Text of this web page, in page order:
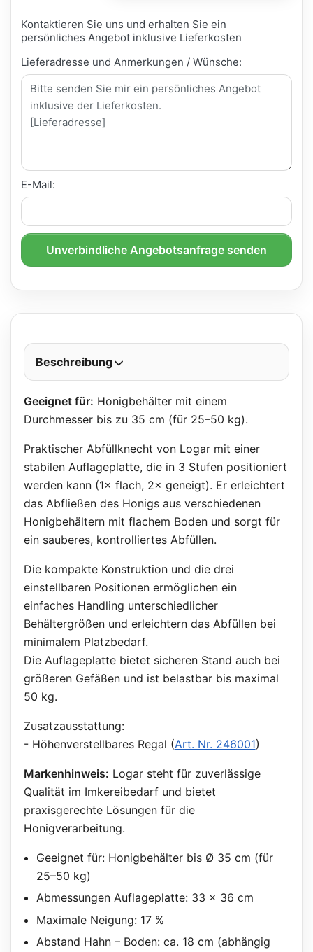
Kontaktieren Sie uns und erhalten Sie ein
persönliches Angebot inklusive Lieferkosten
Lieferadresse und Anmerkungen / Wünsche:
E-Mail:
Unverbindliche Angebotsanfrage senden
Beschreibung
Geeignet für: Honigbehälter mit einem
Durchmesser bis zu 35 cm (für 25–50 kg).
Praktischer Abfüllknecht von Logar mit einer
stabilen Auflageplatte, die in 3 Stufen positioniert
werden kann (1× flach, 2× geneigt). Er erleichtert
das Abfließen des Honigs aus verschiedenen
Honigbehältern mit flachem Boden und sorgt für
ein sauberes, kontrolliertes Abfüllen.
Die kompakte Konstruktion und die drei
einstellbaren Positionen ermöglichen ein
einfaches Handling unterschiedlicher
Behältergrößen und erleichtern das Abfüllen bei
minimalem Platzbedarf.
Die Auflageplatte bietet sicheren Stand auch bei
größeren Gefäßen und ist belastbar bis maximal
50 kg.
Zusatzausstattung:
- Höhenverstellbares Regal (Art. Nr. 246001)
Markenhinweis: Logar steht für zuverlässige
Qualität im Imkereibedarf und bietet
praxisgerechte Lösungen für die
Honigverarbeitung.
Geeignet für: Honigbehälter bis Ø 35 cm (für
25–50 kg)
Abmessungen Auflageplatte: 33 × 36 cm
Maximale Neigung: 17 %
Abstand Hahn – Boden: ca. 18 cm (abhängig